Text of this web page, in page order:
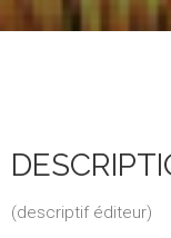
(descriptif éditeur)